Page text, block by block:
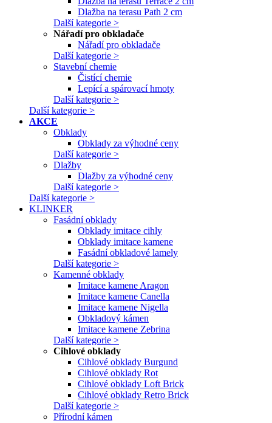
Dlažba na terasu Path 2 cm
Další kategorie >
Nářadí pro obkladače
Nářadí pro obkladače
Další kategorie >
Stavební chemie
Čistící chemie
Lepící a spárovací hmoty
Další kategorie >
Další kategorie >
AKCE
Obklady
Obklady za výhodné ceny
Další kategorie >
Dlažby
Dlažby za výhodné ceny
Další kategorie >
Další kategorie >
KLINKER
Fasádní obklady
Obklady imitace cihly
Obklady imitace kamene
Fasádní obkladové lamely
Další kategorie >
Kamenné obklady
Imitace kamene Aragon
Imitace kamene Canella
Imitace kamene Nigella
Obkladový kámen
Imitace kamene Zebrina
Další kategorie >
Cihlové obklady
Cihlové obklady Burgund
Cihlové obklady Rot
Cihlové obklady Loft Brick
Cihlové obklady Retro Brick
Další kategorie >
Přírodní kámen